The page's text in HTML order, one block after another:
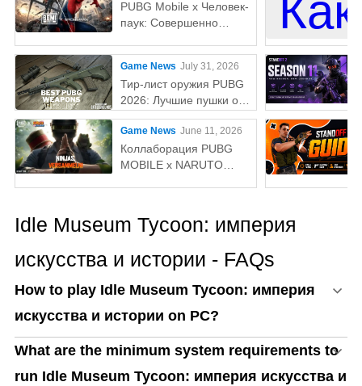
PUBG Mobile x Человек-
паук: Совершенно
нужно знатьaaa
Game News July 31, 2026
Тир-лист оружия PUBG
2026: Лучшие пушки от
S до D-тираaaa
Game News June 11, 2026
Коллаборация PUBG
MOBILE x NARUTO
Idle Museum Tycoon: империя
искусства и истории - FAQs
How to play Idle Museum Tycoon: империя
искусства и истории on PC?
What are the minimum system requirements to
run Idle Museum Tycoon: империя искусства и